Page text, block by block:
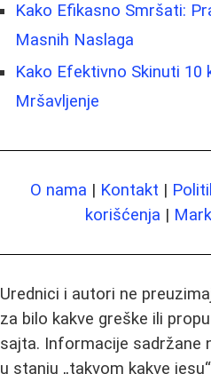
Kako Efikasno Smršati:
Masnih Naslaga
Kako Efektivno Skinuti 10
Mršavljenje
O nama | Kontakt |
korišćenja |
Urednici i autori ne
za bilo kakve greške ili
sajta. Informacije sadržane
u stanju „takvom kakve